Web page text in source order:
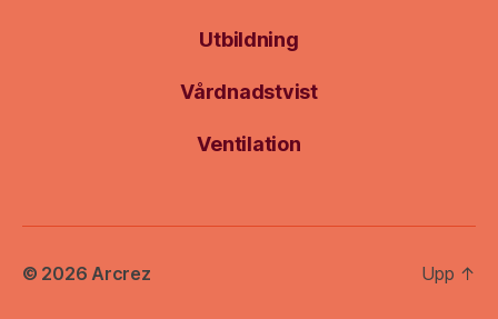
Utbildning
Vårdnadstvist
Ventilation
© 2026Arcrez Upp ↑